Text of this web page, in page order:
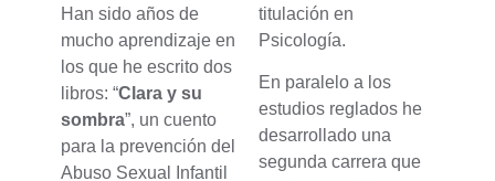
Han sido años de
mucho aprendizaje en
los que he escrito dos
libros: “Clara y su
sombra”, un cuento
para la prevención del
Abuso Sexual Infantil
titulación en
Psicología.
En paralelo a los
estudios reglados he
desarrollado una
segunda carrera que